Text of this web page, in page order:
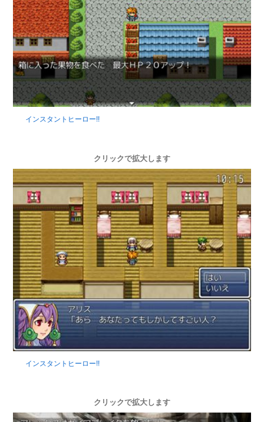
インスタントヒーロー!!
クリックで拡大します
インスタントヒーロー!!
クリックで拡大します